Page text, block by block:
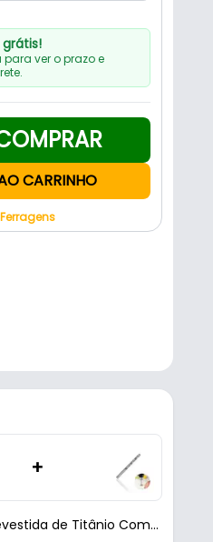
para ver o prazo e
CARRINHO
+
de Titânio Com